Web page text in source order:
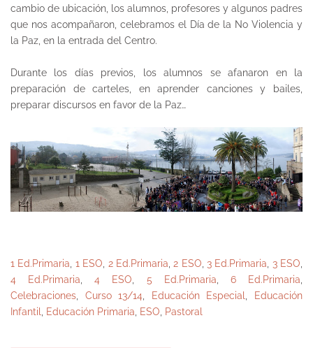
cambio de ubicación, los alumnos, profesores y algunos padres
que nos acompañaron, celebramos el Día de la No Violencia y
la Paz, en la entrada del Centro.
Durante los días previos, los alumnos se afanaron en la
preparación de carteles, en aprender canciones y bailes,
preparar discursos en favor de la Paz…
1 Ed.Primaria 1 ESO 2 Ed.Primaria 2 ESO 3 Ed.Primaria 3 ESO
4 Ed.Primaria ,4 ESO 5 Ed.Primaria 6 Ed.Primaria
Celebraciones
Curso 13/14 Educación Especial
Educación
Infantil
Educación Primaria ESO Pastoral